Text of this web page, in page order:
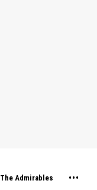
The Admirables